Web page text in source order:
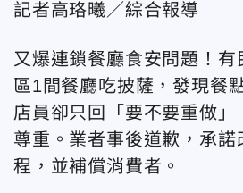
記者高珞曦／綜合報導
又爆連鎖餐廳食安問題！有
區1間餐廳吃披薩，發現餐
店員卻只回「要不要重做」
尊重。業者事後道歉，承諾
程，並補償消費者。